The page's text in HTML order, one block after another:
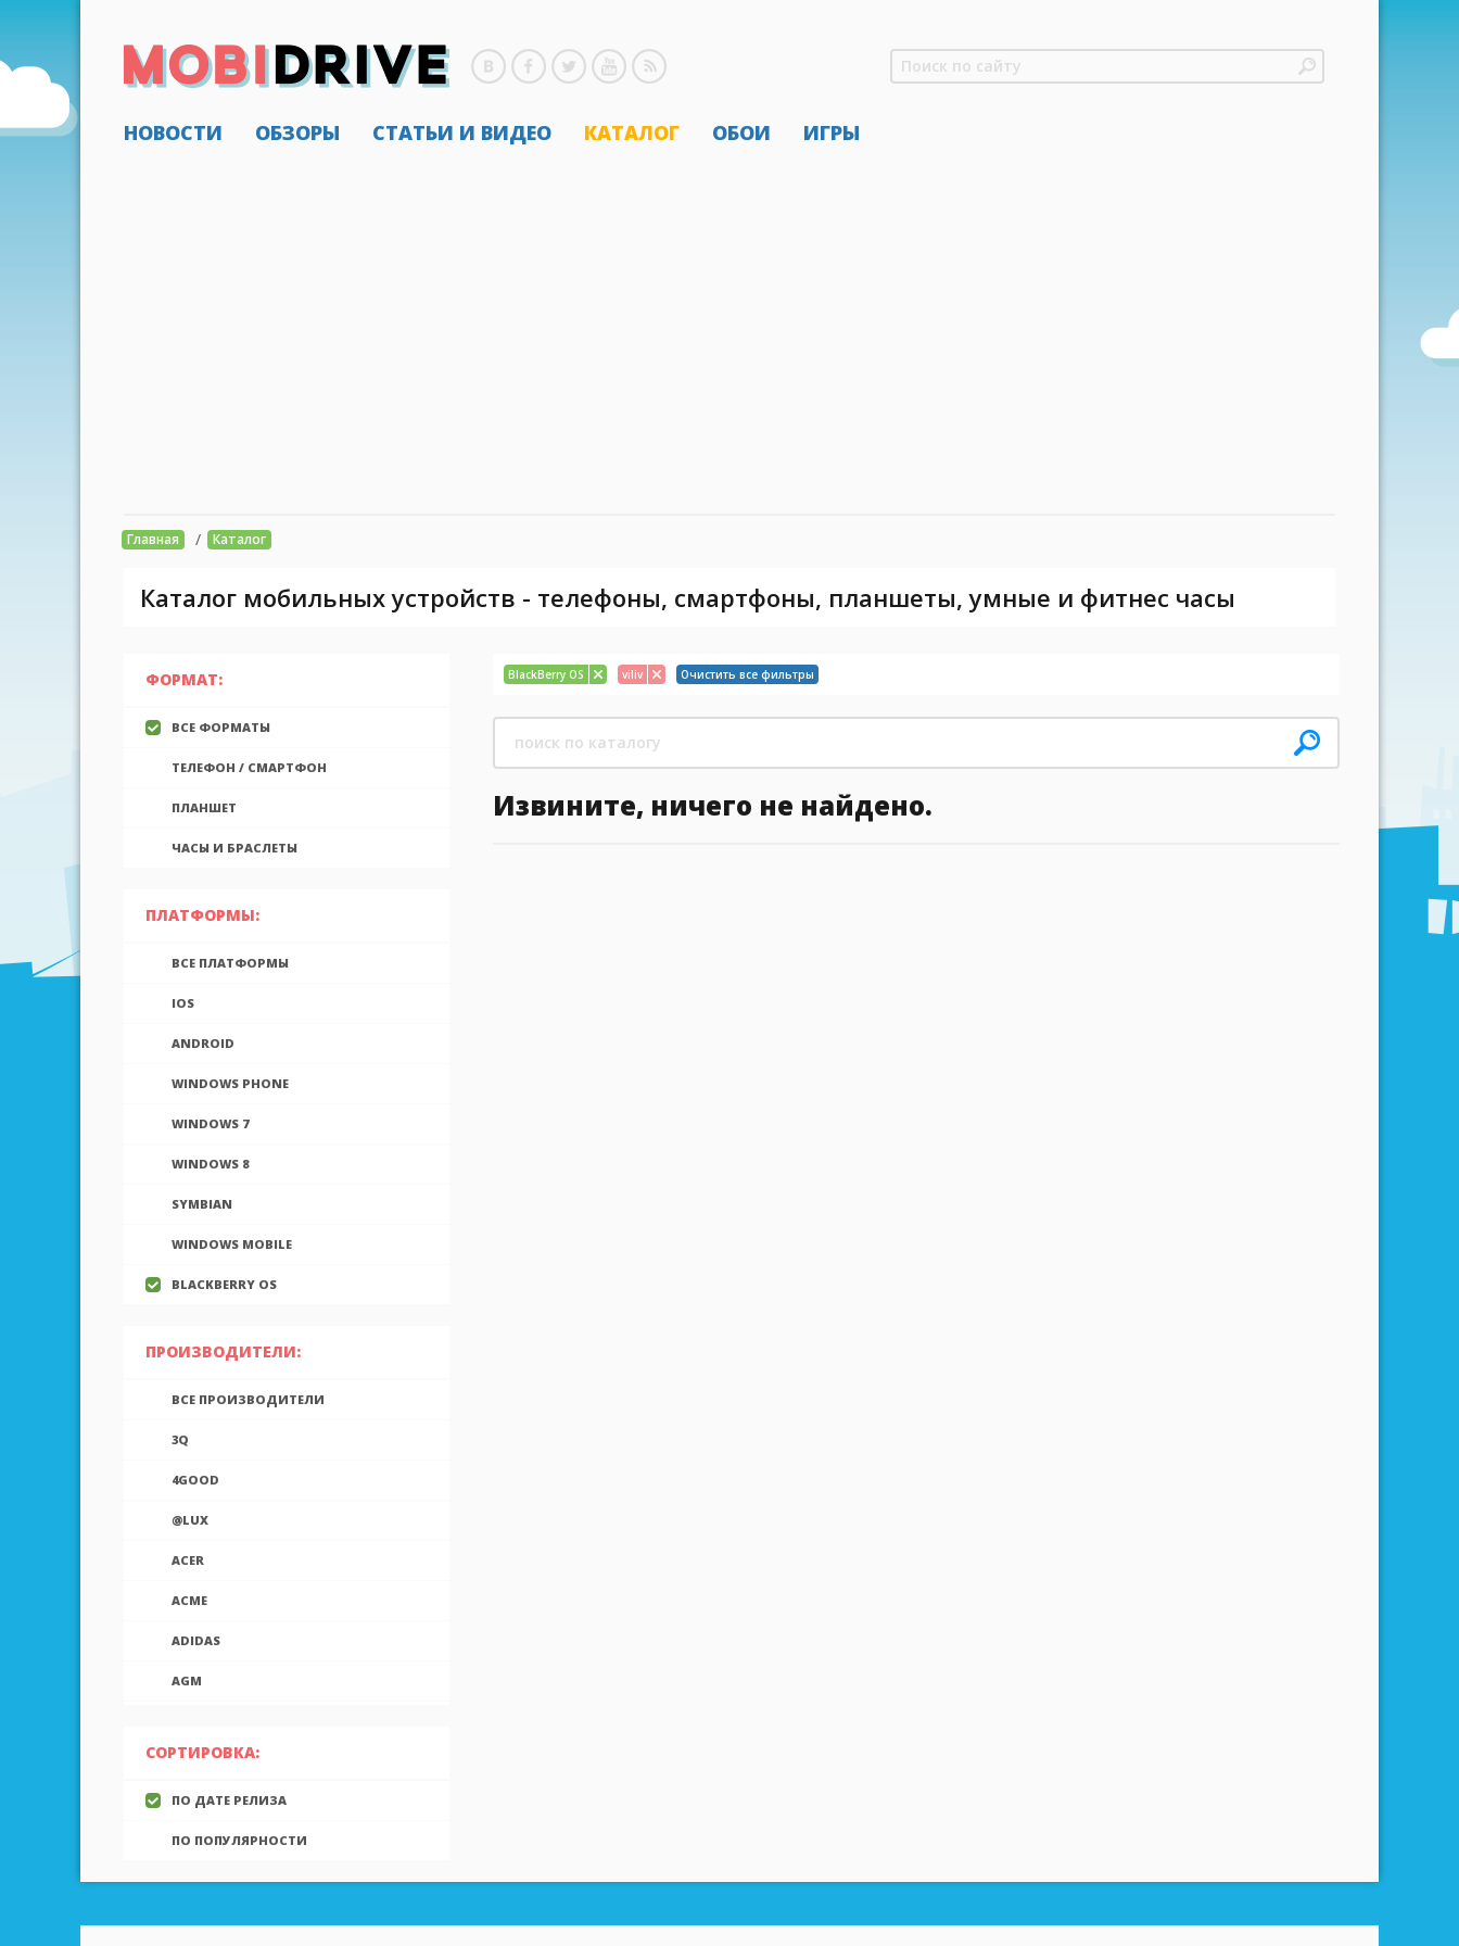
НОВОСТИ ОБЗОРЫ СТАТЬИ И ВИДЕО КАТАЛОГ ОБОИ ИГРЫ
Главная / Каталог
Каталог мобильных устройств - телефоны, смартфоны, планшеты, умные и фитнес часы
ФОРМАТ:
ВСЕ ФОРМАТЫ
ТЕЛЕФОН / СМАРТФОН
ПЛАНШЕТ
ЧАСЫ И БРАСЛЕТЫ
ПЛАТФОРМЫ:
ВСЕ ПЛАТФОРМЫ
IOS
ANDROID
WINDOWS PHONE
WINDOWS 7
WINDOWS 8
SYMBIAN
WINDOWS MOBILE
BLACKBERRY OS
ПРОИЗВОДИТЕЛИ:
ВСЕ ПРОИЗВОДИТЕЛИ
3Q
4GOOD
@LUX
ACER
ACME
ADIDAS
AGM
AIGO
AINOL
AIRON
ALCATEL
ALLVIEW
СОРТИРОВКА:
ПО ДАТЕ РЕЛИЗА
ПО ПОПУЛЯРНОСТИ
BlackBerry OS viliv Очистить все фильтры
Извините, ничего не найдено.